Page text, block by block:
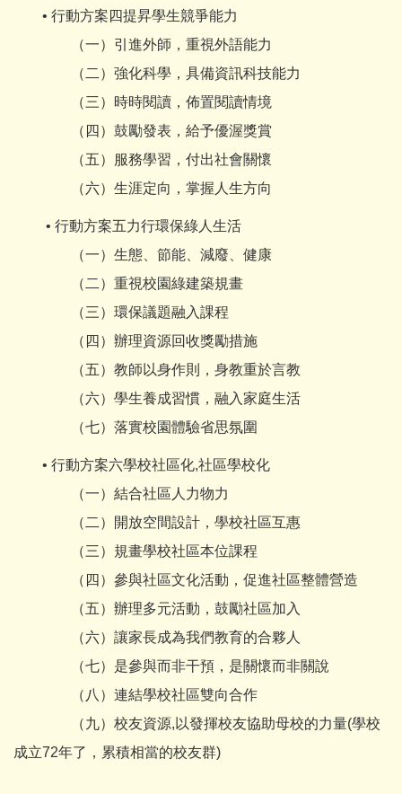
• 行動方案四提昇學生競爭能力
（一）引進外師，重視外語能力
（二）強化科學，具備資訊科技能力
（三）時時閱讀，佈置閱讀情境
（四）鼓勵發表，給予優渥獎賞
（五）服務學習，付出社會關懷
（六）生涯定向，掌握人生方向
• 行動方案五力行環保綠人生活
（一）生態、節能、減廢、健康
（二）重視校園綠建築規畫
（三）環保議題融入課程
（四）辦理資源回收獎勵措施
（五）教師以身作則，身教重於言教
（六）學生養成習慣，融入家庭生活
（七）落實校園體驗省思氛圍
• 行動方案六學校社區化,社區學校化
（一）結合社區人力物力
（二）開放空間設計，學校社區互惠
（三）規畫學校社區本位課程
（四）參與社區文化活動，促進社區整體營造
（五）辦理多元活動，鼓勵社區加入
（六）讓家長成為我們教育的合夥人
（七）是參與而非干預，是關懷而非關說
（八）連結學校社區雙向合作
（九）校友資源,以發揮校友協助母校的力量(學校
成立72年了，累積相當的校友群)